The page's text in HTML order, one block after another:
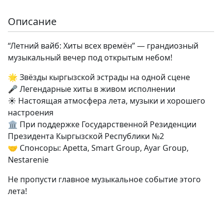
Описание
“Летний вайб: Хиты всех времён” — грандиозный
музыкальный вечер под открытым небом!
🌟 Звёзды кыргызской эстрады на одной сцене
🎤 Легендарные хиты в живом исполнении
☀️ Настоящая атмосфера лета, музыки и хорошего
настроения
🏛 При поддержке Государственной Резиденции
Президента Кыргызской Республики №2
🤝 Спонсоры: Apetta, Smart Group, Ayar Group,
Nestarenie
Не пропусти главное музыкальное событие этого
лета!